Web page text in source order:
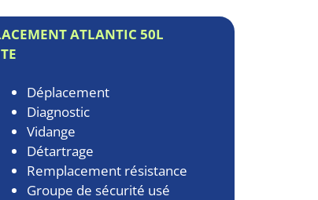
ATLANTIC 50L
Déplacement
Diagnostic
Vidange
Détartrage
Remplacement résistance
Groupe de sécurité usé